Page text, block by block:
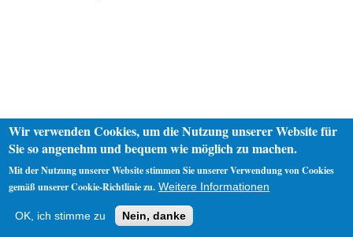
Impressum
Wir verwenden Cookies, um die Nutzung unserer Website für
Sie so angenehm und bequem wie möglich zu machen.
Mit der Nutzung unserer Website stimmen Sie unserer Verwendung von Cookies
gemäß unserer Cookie-Richtlinie zu. Weitere Informationen
OK, ich stimme zu Nein, danke